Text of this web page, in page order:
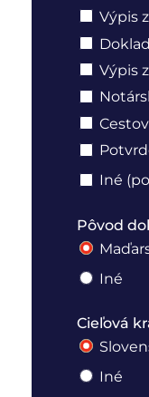
Výpis
Výpis
Iné
Pôvod
Iné
Cieľová
Iné